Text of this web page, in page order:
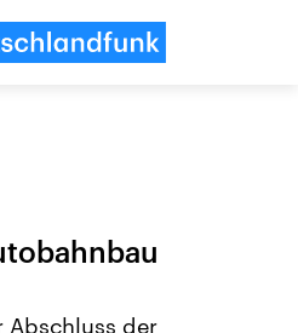
Abschluss der